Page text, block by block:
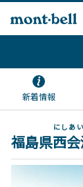
新着情報
福島県西
にしあ